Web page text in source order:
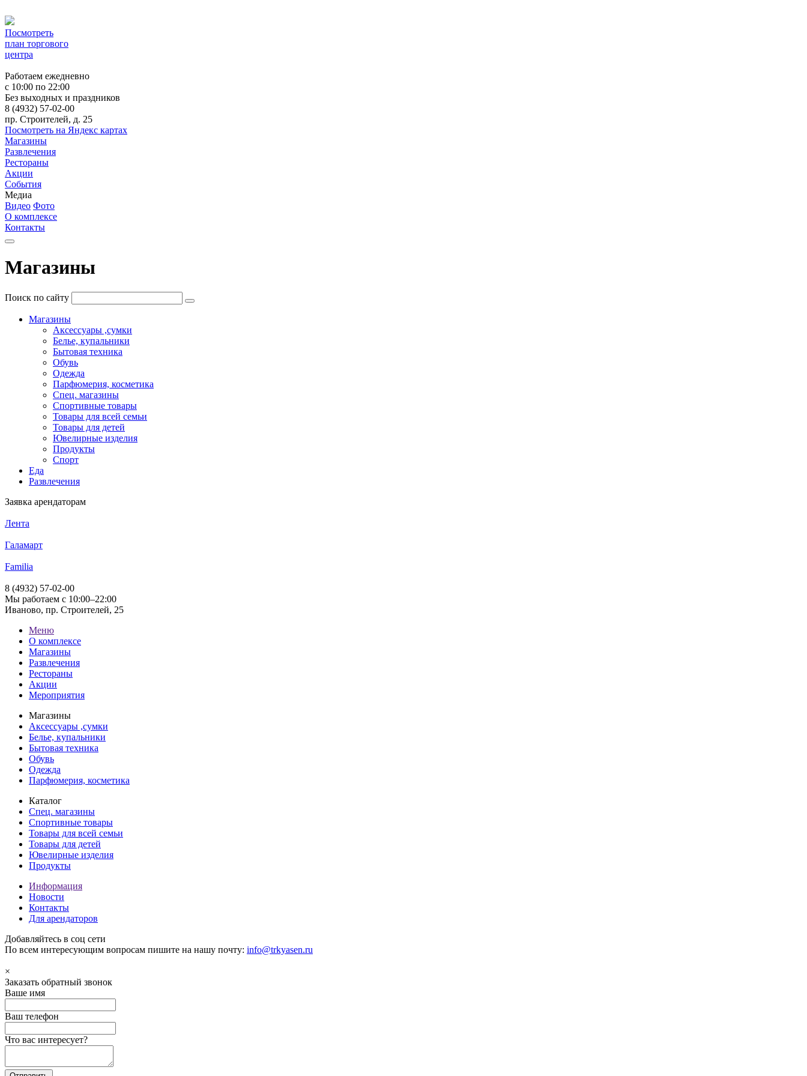
Посмотреть
план торгового
центра
Работаем ежедневно
c 10:00 по 22:00
Без выходных и праздников
8 (4932) 57-02-00
пр. Строителей, д. 25
Посмотреть на Яндекс картах
Магазины
Развлечения
Рестораны
Акции
События
Медиа
Видео Фото
О комплексе
Контакты
Магазины
Поиск по сайту
Магазины
Аксессуары ,сумки
Белье, купальники
Бытовая техника
Обувь
Одежда
Парфюмерия, косметика
Спец. магазины
Спортивные товары
Товары для всей семьи
Товары для детей
Ювелирные изделия
Продукты
Спорт
Еда
Развлечения
Заявка арендаторам
Лента
Галамарт
Familia
8 (4932) 57-02-00
Мы работаем с 10:00–22:00
Иваново, пр. Строителей, 25
Меню
О комплексе
Магазины
Развлечения
Рестораны
Акции
Мероприятия
Магазины
Аксессуары ,сумки
Белье, купальники
Бытовая техника
Обувь
Одежда
Парфюмерия, косметика
Каталог
Спец. магазины
Спортивные товары
Товары для всей семьи
Товары для детей
Ювелирные изделия
Продукты
Информация
Новости
Контакты
Для арендаторов
Добавляйтесь в соц сети
По всем интересующим вопросам пишите на нашу почту: info@trkyasen.ru
×
Заказать обратный звонок
Ваше имя
Ваш телефон
Что вас интересует?